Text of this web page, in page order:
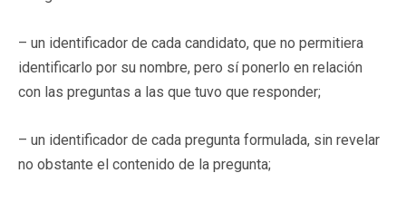
– un identificador de cada candidato, que no permitiera
identificarlo por su nombre, pero sí ponerlo en relación
con las preguntas a las que tuvo que responder;
– un identificador de cada pregunta formulada, sin revelar
no obstante el contenido de la pregunta;